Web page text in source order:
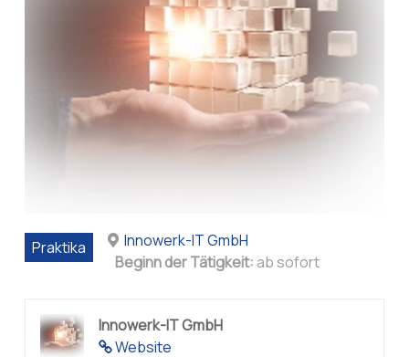
Praktika
Innowerk-IT GmbH
Beginn der Tätigkeit: ab sofort
Website
Innowerk-IT GmbH